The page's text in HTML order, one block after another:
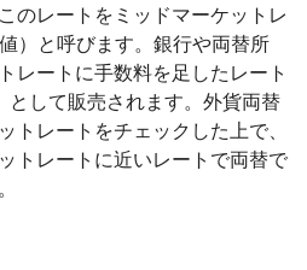
のレートをミッドマーケットレ
）と呼びます。銀行や両替所
レートに手数料を足したレート
として販売されます。外貨両替
トレートをチェックした上で、
トレートに近いレートで両替で